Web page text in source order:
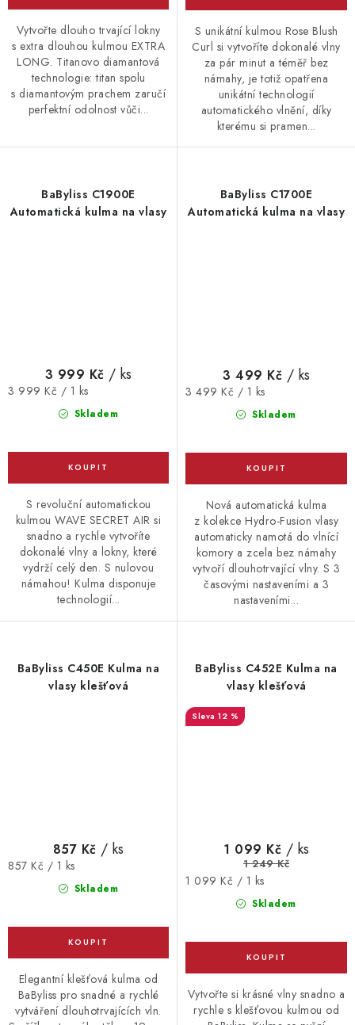
Vytvořte dlouho trvající lokny
s extra dlouhou kulmou EXTRA
LONG. Titanovo diamantová
technologie: titan spolu
s diamantovým prachem zaručí
perfektní odolnost vůči...
S unikátní kulmou Rose Blush
Curl si vytvoříte dokonalé vlny
za pár minut a téměř bez
námahy, je totiž opatřena
unikátní technologií
automatického vlnění, díky
kterému si pramen...
BaByliss C1900E
Automatická kulma na vlasy
Skladem
3 999 Kč / ks
Měrná
3 999 Kč / 1 ks
S revoluční automatickou
kulmou WAVE SECRET AIR si
snadno a rychle vytvoříte
dokonalé vlny a lokny, které
vydrží celý den. S nulovou
námahou! Kulma disponuje
technologií...
BaByliss C1700E
Automatická kulma na vlasy
Skladem
3 499 Kč / ks
Měrná
3 499 Kč / 1 ks
Nová automatická kulma
z kolekce Hydro-Fusion vlasy
automaticky namotá do vlnící
komory a zcela bez námahy
vytvoří dlouhotrvající vlny. S 3
časovými nastaveními a 3
nastaveními...
BaByliss C450E Kulma na
vlasy klešťová
Skladem
857 Kč / ks
Měrná
857 Kč / 1 ks
Elegantní klešťová kulma od
BaByliss pro snadné a rychlé
vytváření dlouhotrvajících vln.
BaByliss C452E Kulma na
vlasy klešťová
12 %
Skladem
1 099 Kč / ks
1 249 Kč
Měrná
1 099 Kč / 1 ks
Vytvořte si krásné vlny snadno a
rychle s klešťovou kulmou od